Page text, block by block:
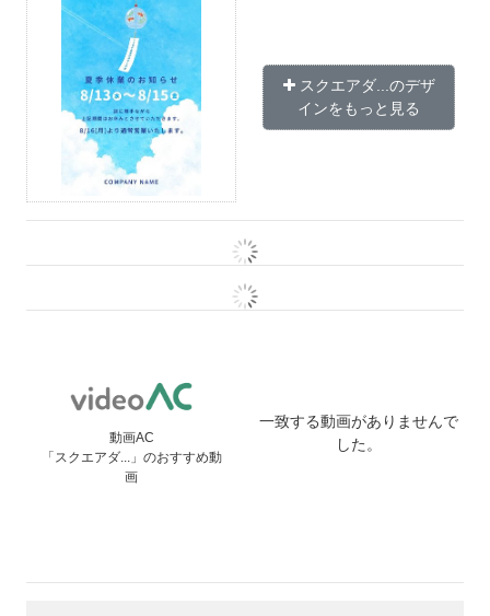
スクエアダ...のデザ
インをもっと見る
動画AC
「スクエアダ...」のおすすめ動
画
一致する動画がありませんで
した。